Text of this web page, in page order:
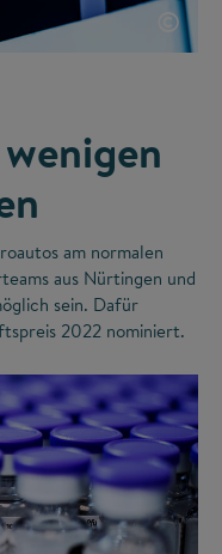
©
am normalen
aus Nürtingen und
sein. Dafür
2022 nominiert.